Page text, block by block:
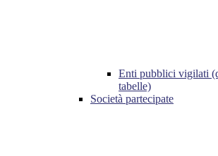
Enti pubblici vigilati
tabelle)
Società partecipate